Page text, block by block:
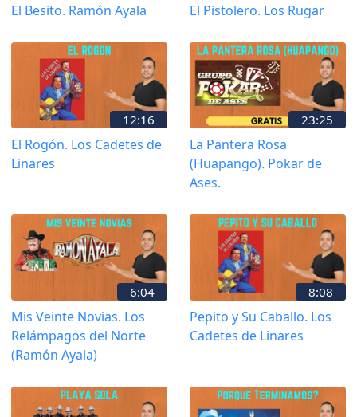
El Besito. Ramón Ayala El Pistolero. Los Rugar
12:16
El Rogón. Los Cadetes de
Linares
23:25
La Pantera Rosa
(Huapango). Pokar de
Ases.
6:04
Mis Veinte Novias. Los
Relámpagos del Norte
(Ramón Ayala)
8:08
Pepito y Su Caballo. Los
Cadetes de Linares